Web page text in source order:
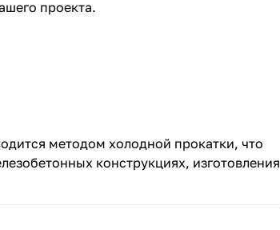
проекта.
методом холодной прокатки, что
конструкциях, изготовления